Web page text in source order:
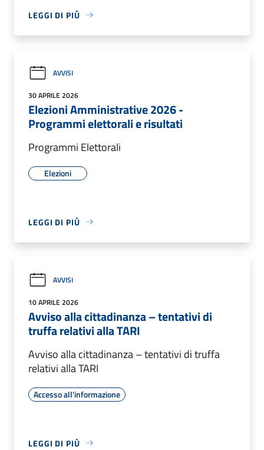
LEGGI DI PIÙ
AVVISI
30 APRILE 2026
Elezioni Amministrative 2026 -
Programmi elettorali e risultati
Programmi Elettorali
Elezioni
LEGGI DI PIÙ
AVVISI
10 APRILE 2026
Avviso alla cittadinanza – tentativi di
truffa relativi alla TARI
Avviso alla cittadinanza – tentativi di truffa
relativi alla TARI
Accesso all'informazione
LEGGI DI PIÙ